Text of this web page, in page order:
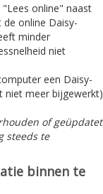
online" naast
online Daisy-
minder
niet
een Daisy-
niet meer bijgewerkt)
of geüpdatet
steeds te
binnen te